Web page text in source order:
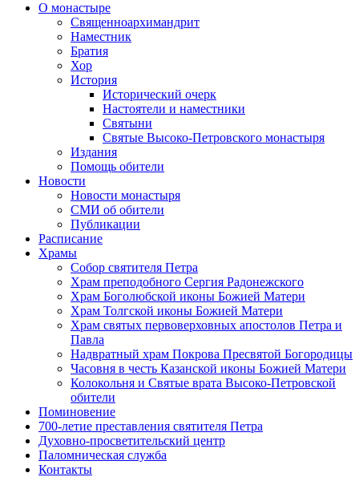
О монастыре
Священноархимандрит
Наместник
Братия
Хор
История
Исторический очерк
Настоятели и наместники
Святыни
Святые Высоко-Петровского монастыря
Издания
Помощь обители
Новости
Новости монастыря
СМИ об обители
Публикации
Расписание
Храмы
Собор святителя Петра
Храм преподобного Сергия Радонежского
Храм Боголюбской иконы Божией Матери
Храм Толгской иконы Божией Матери
Храм святых первоверховных апостолов Петра и
Павла
Надвратный храм Покрова Пресвятой Богородицы
Часовня в честь Казанской иконы Божией Матери
Колокольня и Святые врата Высоко-Петровской
обители
Поминовение
700-летие преставления святителя Петра
Духовно-просветительский центр
Паломническая служба
Контакты